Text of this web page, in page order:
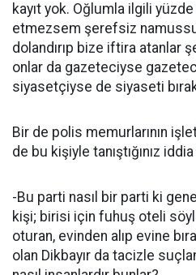
kayıt yok. Oğlumla ilgili
etmezsem şerefsiz
dolandırıp bize iftira atanlar
onlar da gazeteciyse
siyasetçiyse de siyaseti
Bir de polis memurlarının
de bu kişiyle tanıştığınız
-Bu parti nasıl bir parti ki
kişi; birisi için fuhuş oteli
oturan, evinden alıp evine
olan Dikbayır da tacizle